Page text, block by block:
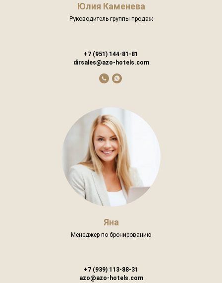
Юлия Каменева
Руководитель группы продаж
+7 (951) 144-81-81
dirsales@azo-hotels.com
Яна
Менеджер по бронированию
+7 (939) 113-88-31
azo@azo-hotels.com